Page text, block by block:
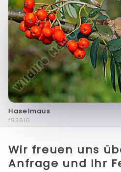
Haselmaus
f93610
Wir freuen uns
Anfrage und Ihr